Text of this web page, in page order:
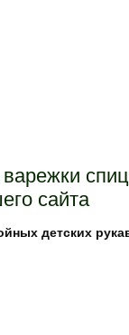
сайта
детских